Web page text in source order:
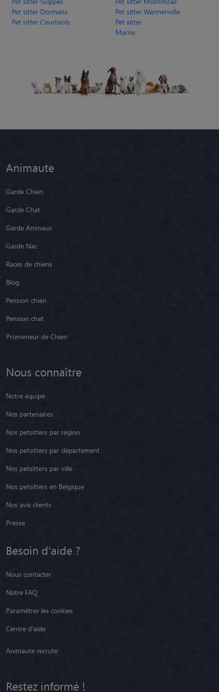
Pet sitter Dormans
Pet sitter Warmeriville
Pet sitter Courtisols
Pet sitter
Marne
Animaute
Garde Chien
Garde Chat
Garde Animaux
Garde Nac
Races de chiens
Blog
Pension chien
Pension chat
Promeneur de Chien
Nous connaître
Notre équipe
Nos partenaires
Nos petsitters par région
Nos petsitters par département
Nos petsitters par ville
Nos petsitters en Belgique
Nos avis clients
Presse
Besoin d'aide ?
Nous contacter
Notre FAQ
Paramétrer les cookies
Centre d'aide
Animaute recrute
Restez informé !